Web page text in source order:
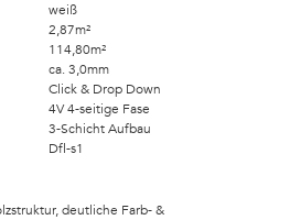
weiß
2,87m²
114,80m²
ca. 3,0mm
Click & Drop Down
4V 4-seitige Fase
3-Schicht Aufbau
Dfl-s1
deutliche Farb- &